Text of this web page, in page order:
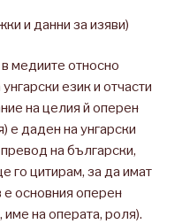
и данни за изяви)
медиите относно
език и отчасти
на целия й оперен
е даден на унгарски
на български,
го цитирам, за да имат
е основния оперен
на операта, роля).